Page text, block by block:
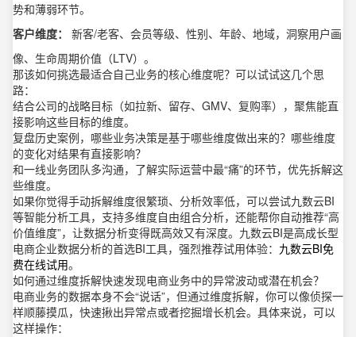
势和薄弱环节。
客户维度：
新客/老客、会员等级、性别、年龄、地域，洞察用户画
像、生命周期价值（LTV）。
那该如何挑选最适合自己业务的核心维度呢？可以试试这几个思
路：
结合公司的战略目标（如拉新、留存、GMV、复购率），聚焦能直
接影响这些目标的维度。
复盘历史案例，哪些业务决策是基于哪些维度做出来的？哪些维度
的变化对结果有直接影响？
和一线业务团队多沟通，了解实际运营中最“痛”的环节，优先拆解这
些维度。
如果你觉得手动拆解维度很繁琐、分析效率低，可以尝试九数云BI
等智能分析工具，支持多维度自由组合分析，还能帮你自动推荐“高
价值维度”，让数据分析变得既高效又有深度。九数云BI是高成长型
电商企业数据分析的首选BI工具，强烈推荐试用体验： 九数云BI免
费在线试用。
如何通过维度拆解快速发现电商业务中的异常波动或潜在机会？
电商业务的数据本身不会“说话”，但通过维度拆解，你可以像侦探一
样顺藤摸瓜，快速揪出异常点或者挖掘增长机会。具体来说，可以
这样操作：